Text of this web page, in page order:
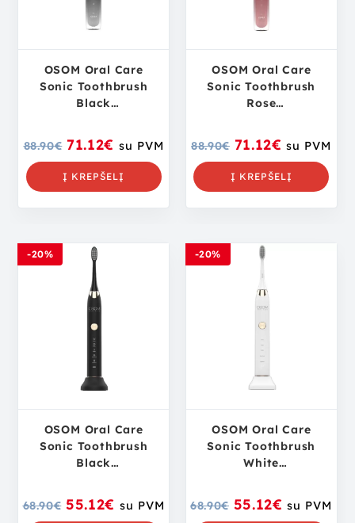
OSOM Oral Care
Sonic Toothbrush
Black
dantų šepetėlis su
veido
valymo/masažavimo
88.90€ 71.12€ su PVM
Į KREPŠELĮ
OSOM Oral Care
Sonic Toothbrush
Rose
dantų šepetėlis su
veido
valymo/masažavimo
88.90€ 71.12€ su PVM
Į KREPŠELĮ
-20%
OSOM Oral Care
Sonic Toothbrush
Black
dantų šepetėlis
68.90€ 55.12€ su PVM
-20%
OSOM Oral Care
Sonic Toothbrush
White
dantų šepetėlis
68.90€ 55.12€ su PVM